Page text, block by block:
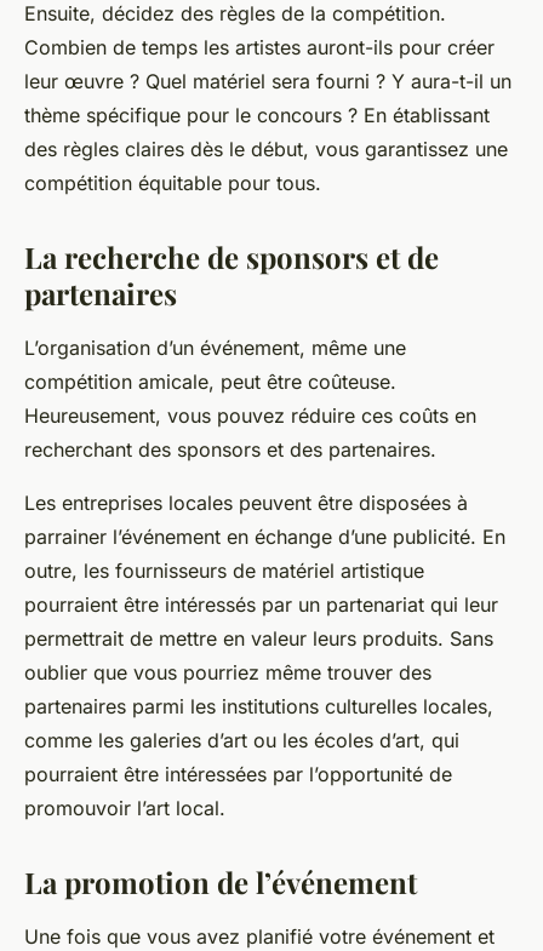
Ensuite, décidez des règles de la compétition.
Combien de temps les artistes auront-ils pour créer
leur œuvre ? Quel matériel sera fourni ? Y aura-t-il un
thème spécifique pour le concours ? En établissant
des règles claires dès le début, vous garantissez une
compétition équitable pour tous.
La recherche de sponsors et de
partenaires
L’organisation d’un événement, même une
compétition amicale, peut être coûteuse.
Heureusement, vous pouvez réduire ces coûts en
recherchant des sponsors et des partenaires.
Les entreprises locales peuvent être disposées à
parrainer l’événement en échange d’une publicité. En
outre, les fournisseurs de matériel artistique
pourraient être intéressés par un partenariat qui leur
permettrait de mettre en valeur leurs produits. Sans
oublier que vous pourriez même trouver des
partenaires parmi les institutions culturelles locales,
comme les galeries d’art ou les écoles d’art, qui
pourraient être intéressées par l’opportunité de
promouvoir l’art local.
La promotion de l’événement
Une fois que vous avez planifié votre événement et